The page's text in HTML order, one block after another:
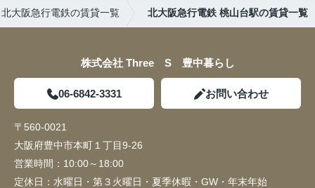
北大阪急行電鉄の賃貸一覧 北大阪急行電鉄 桃山台駅の賃貸一覧
株式会社 Three S 豊中暮らし
06-6842-3331 お問い合わせ
〒560-0021
大阪府豊中市本町１丁目9-26
営業時間： 10:00～18:00
定休日： 水曜日・第３火曜日・夏季休暇・GW・年末年始